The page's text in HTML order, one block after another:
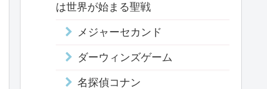
は世界が始まる聖戦
メジャーセカンド
ダーウィンズゲーム
名探偵コナン